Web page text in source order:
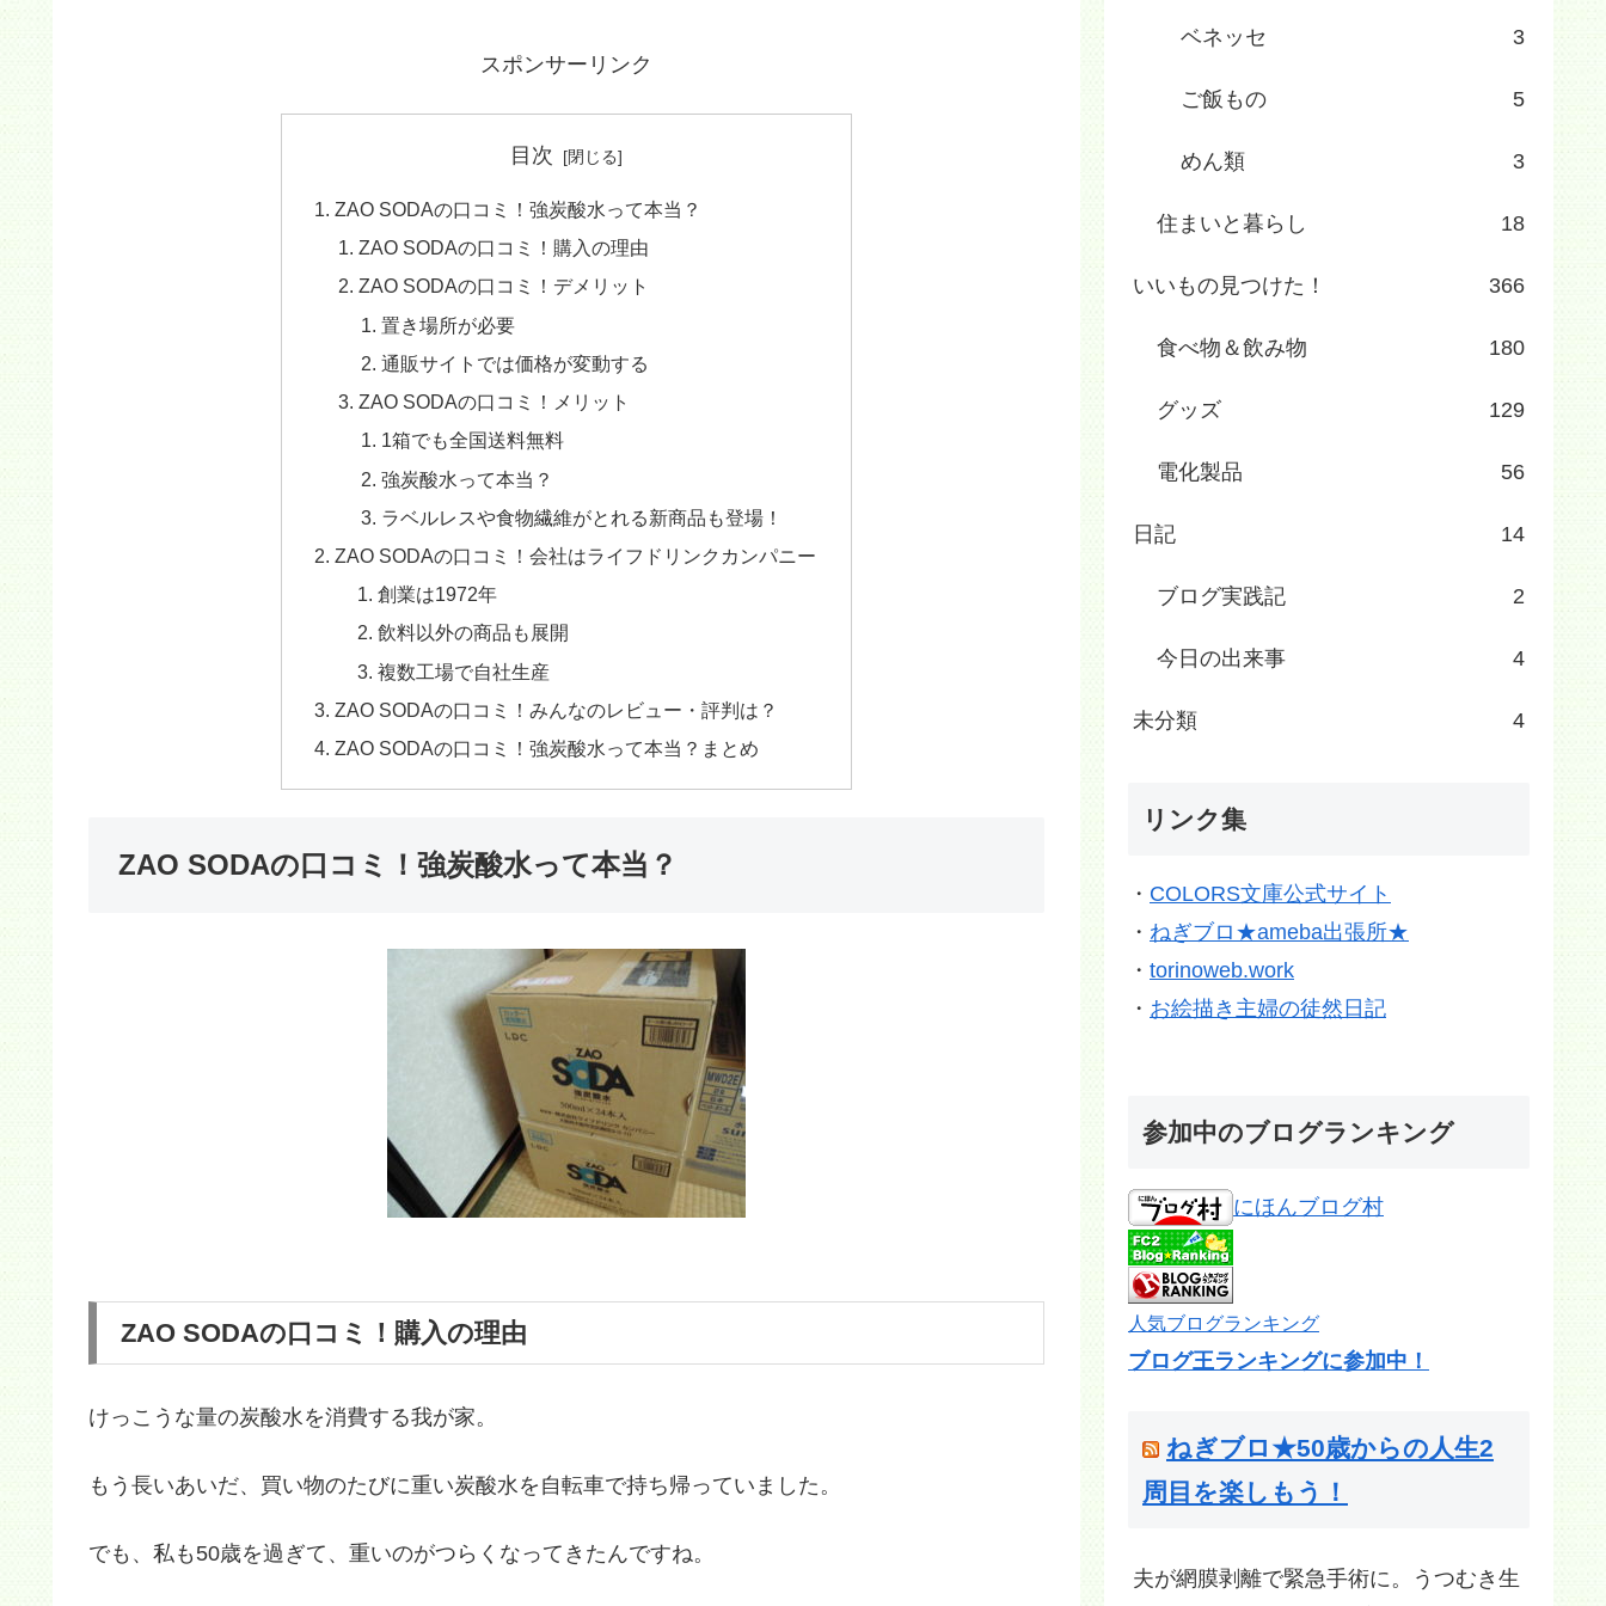
スポンサーリンク
目次
ZAO SODAの口コミ！強炭酸水って本当？
ZAO SODAの口コミ！購入の理由
ZAO SODAの口コミ！デメリット
置き場所が必要
通販サイトでは価格が変動する
ZAO SODAの口コミ！メリット
1箱でも全国送料無料
強炭酸水って本当？
ラベルレスや食物繊維がとれる新商品も登場！
ZAO SODAの口コミ！会社はライフドリンクカンパニー
創業は1972年
飲料以外の商品も展開
複数工場で自社生産
ZAO SODAの口コミ！みんなのレビュー・評判は？
ZAO SODAの口コミ！強炭酸水って本当？まとめ
ZAO SODAの口コミ！強炭酸水って本当？
ZAO SODAの口コミ！購入の理由
けっこうな量の炭酸水を消費する我が家。
もう長いあいだ、買い物のたびに重い炭酸水を自転車で持ち帰っていました。
でも、私も50歳を過ぎて、重いのがつらくなってきたんですね。
ベネッセ 3
ご飯もの 5
めん類 3
住まいと暮らし 18
いいもの見つけた！ 366
食べ物＆飲み物 180
グッズ 129
電化製品 56
日記 14
ブログ実践記 2
今日の出来事 4
未分類 4
リンク集
・ COLORS文庫公式サイト
・ ねぎブロ★ameba出張所★
・ torinoweb.work
・ お絵描き主婦の徒然日記
参加中のブログランキング
にほんブログ村
人気ブログランキング
ブログ王ランキングに参加中！
ねぎブロ★50歳からの人生2
周目を楽しもう！
夫が網膜剥離で緊急手術に。うつむき生